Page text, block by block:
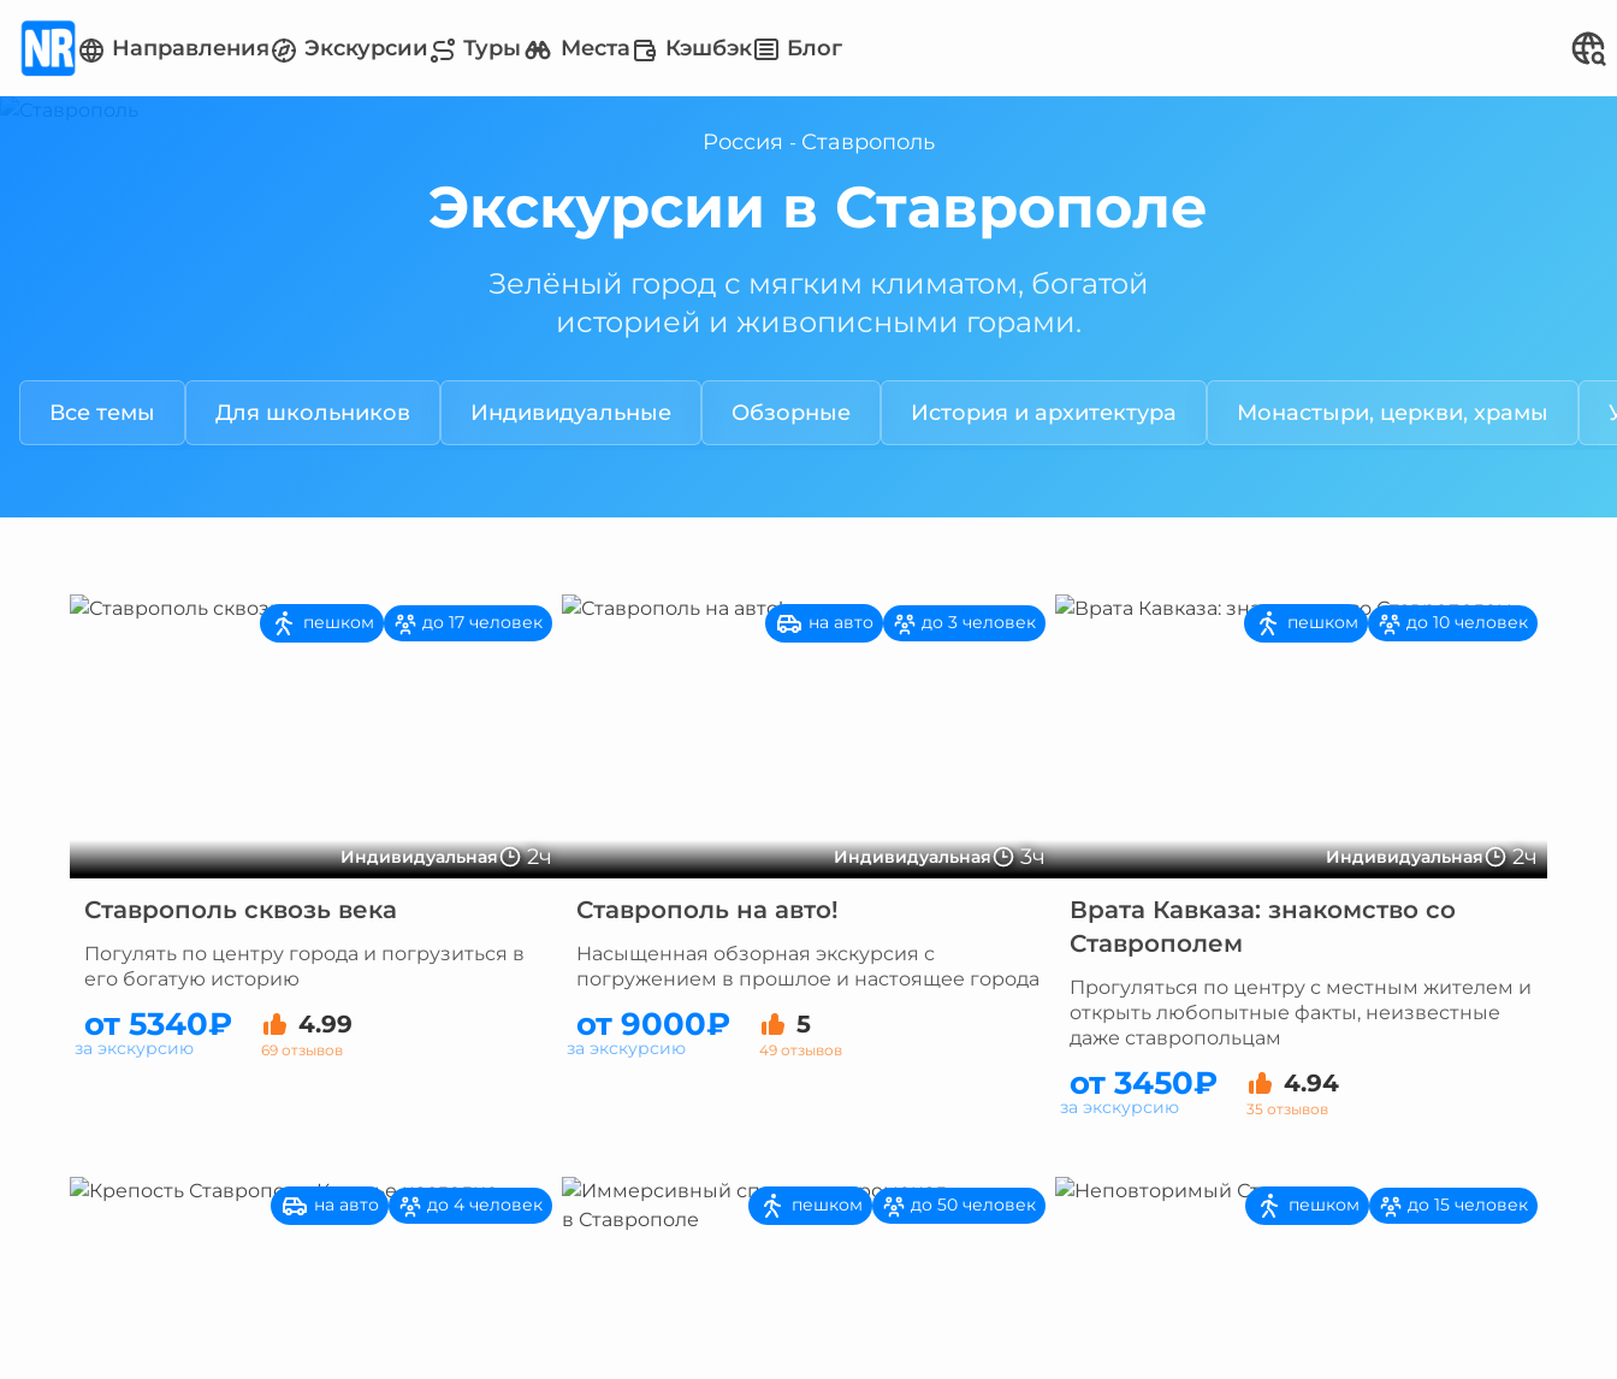
Направления Экскурсии Туры Места Кэшбэк Блог
Россия - Ставрополь
Экскурсии в Ставрополе
Зелёный город с мягким климатом, богатой
историей и живописными горами.
Все темы Для школьников Индивидуальные Обзорные История и архитектура Монастыри, церкви, храмы
Индивидуальная 2ч
пешком до 17 человек
Ставрополь сквозь века
Погулять по центру города и погрузиться в
его богатую историю
от 5340₽ 4.99
69 отзывов
за экскурсию
Индивидуальная 3ч
на авто до 3 человек
Ставрополь на авто!
Насыщенная обзорная экскурсия с
погружением в прошлое и настоящее города
от 9000₽ 5
49 отзывов
за экскурсию
Индивидуальная 2ч
пешком до 10 человек
Врата Кавказа: знакомство со
Ставрополем
Прогуляться по центру с местным жителем и
открыть любопытные факты, неизвестные
даже ставропольцам
от 3450₽ 4.94
35 отзывов
за экскурсию
на авто до 4 человек пешком до 50 человек пешком до 15 человек